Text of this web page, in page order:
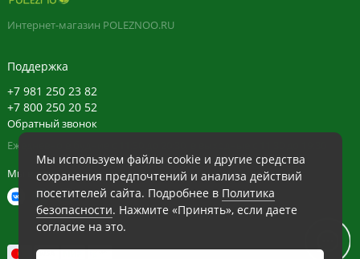
Мы используем файлы cookie и другие средства
сохранения предпочтений и анализа действий
посетителей сайта. Подробнее в Политика
безопасности. Нажмите «Принять», если даете
согласие на это.
Интернет-магазин POLEZNOO.RU
Поддержка
+7 981 250 23 82
+7 800 250 20 52
Обратный звонок
Ежедневно в будние с 11:30 до 20:30, в выходные с 11:30 до 19:30
Мы в сети